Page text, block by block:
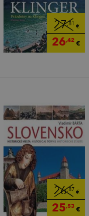
27,81 €
26,42€
26,87 €
25,53€